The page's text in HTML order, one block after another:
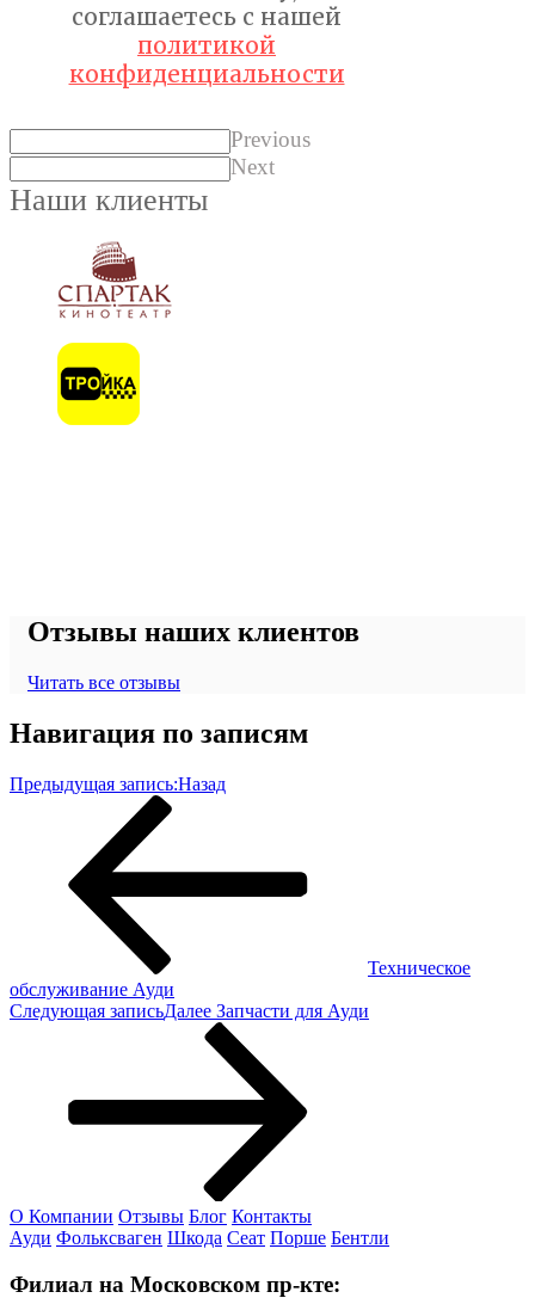
соглашаетесь с нашей
политикой
конфиденциальности
Previous
Next
Наши клиенты
Отзывы наших клиентов
Читать все отзывы
Навигация по записям
Предыдущая запись:Назад
Техническое
обслуживание Ауди
Следующая записьДалее Запчасти для Ауди
О Компании Отзывы Блог Контакты
Ауди Фольксваген Шкода Сеат Порше Бентли
Филиал на Московском пр-кте: